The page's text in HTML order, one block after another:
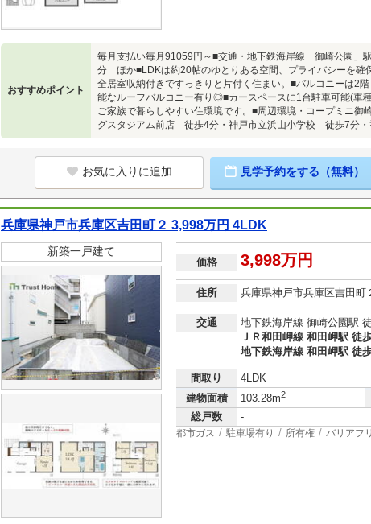
おすすめポイント
毎月支払い毎月91059円～■交通・地下鉄海岸線「御崎公園」
分 ほか■LDKは約20帖のゆとりある空間、プライバシーを確
全居室収納付きですっきりと片付く住まい。■バルコニーは2
能なルーフバルコニー有り◎■カースペースに1台駐車可能(車
ご家族で暮らしやすい住環境です。■周辺環境・コープミニ
グスタジアム前店 徒歩4分・神戸市立浜山小学校 徒歩7分
お気に入りに追加 見学予約をする（無料）
兵庫県神戸市兵庫区吉田町２ 3,998万円 4LDK
新築一戸建て
価格 3,998万円
住所 兵庫県神戸市兵庫区吉田町
交通
地下鉄海岸線 御崎公園駅
ＪＲ和田岬線 和田岬駅 徒
地下鉄海岸線 和田岬駅 徒
間取り
4LDK
建物面積
103.28m2
総戸数 -
都市ガス 駐車場有り 所有権 バリアフ